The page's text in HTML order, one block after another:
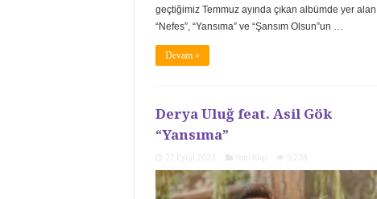
geçtiğimiz Temmuz ayında çıkan albümde yer alan
“Nefes”, “Yansıma” ve “Şansım Olsun”un …
Devam »
Derya Uluğ feat. Asil Gök
“Yansıma”